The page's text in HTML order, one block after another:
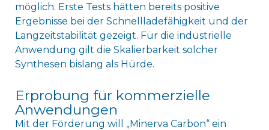
möglich. Erste Tests hätten bereits positive
Ergebnisse bei der Schnellladefähigkeit und der
Langzeitstabilität gezeigt. Für die industrielle
Anwendung gilt die Skalierbarkeit solcher
Synthesen bislang als Hürde.
Erprobung für kommerzielle
Anwendungen
Mit der Förderung will „Minerva Carbon“ ein